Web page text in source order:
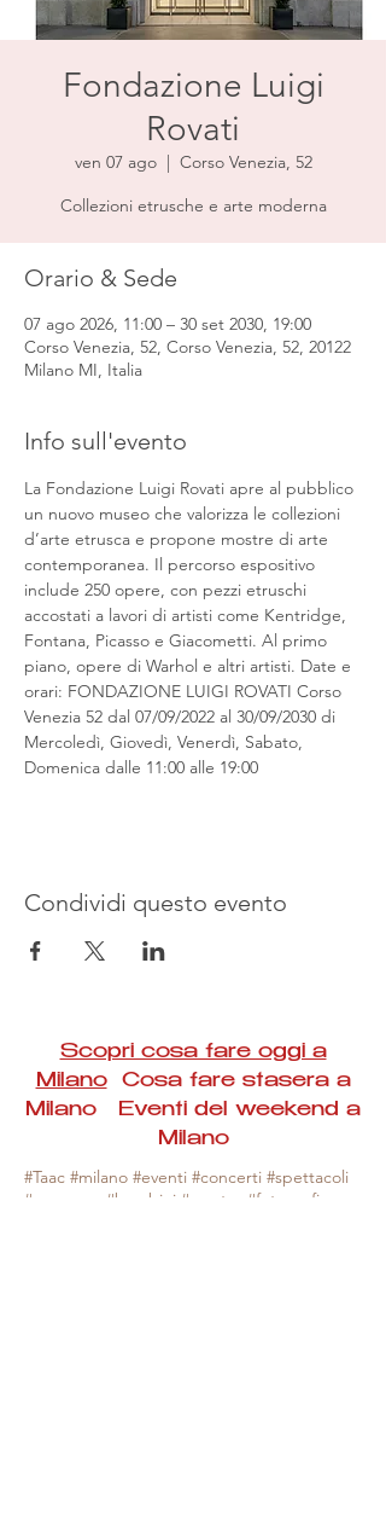
Fondazione Luigi
Rovati
ven 07 ago
  |
Corso Venezia, 52
Collezioni etrusche e arte moderna
Orario & Sede
07 ago 2026, 11:00 – 30 set 2030, 19:00
Corso Venezia, 52, Corso Venezia, 52, 20122
Milano MI, Italia
Info sull'evento
La Fondazione Luigi Rovati apre al pubblico
un nuovo museo che valorizza le collezioni
d’arte etrusca e propone mostre di arte
contemporanea. Il percorso espositivo
include 250 opere, con pezzi etruschi
accostati a lavori di artisti come Kentridge,
Fontana, Picasso e Giacometti. Al primo
piano, opere di Warhol e altri artisti. Date e
orari: FONDAZIONE LUIGI ROVATI Corso
Venezia 52 dal 07/09/2022 al 30/09/2030 di
Mercoledì, Giovedì, Venerdì, Sabato,
Domenica dalle 11:00 alle 19:00
Condividi questo evento
Scopri cosa fare oggi a
MilanoCosa fare stasera a
Milano Eventi del weekend a
Milano
#Taac #milano #eventi #concerti #spettacoli
#rassegne #bambini #mostre #fotografia